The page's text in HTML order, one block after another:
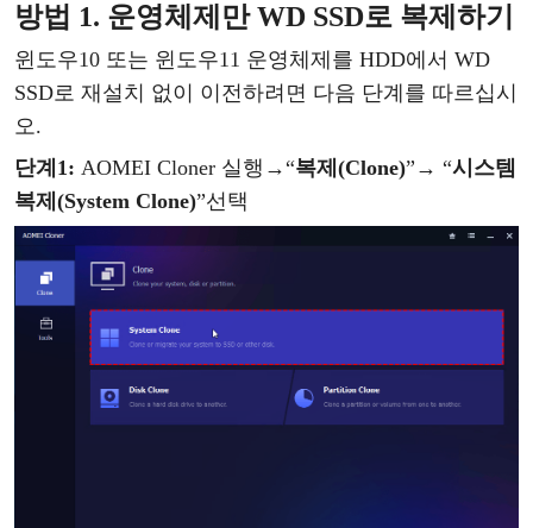
방법 1. 운영체제만 WD SSD로 복제 하기
윈도우10 또는 윈도우11 운영체제를 HDD에서 WD
SSD로 재설치 없이 이전하려면 다음 단계를 따르십시
오.
단계 1: AOMEI Cloner 실행 → “복제 (Clone)” → “시스템
복제 (System Clone)”선택